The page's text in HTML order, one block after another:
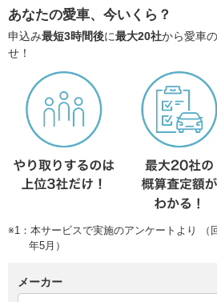
あなたの愛車、今いくら？
申込み最短3時間後に最大20社から愛車
せ！
※1：本サービスで実施のアンケートより （
年5月）
メーカー